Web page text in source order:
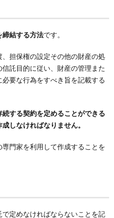
締結する方法です。
担保権の設定その他の財産の処
託目的に従い、財産の管理また
要な行為をすべき旨を記載する
する契約を定めることができる
しなければなりません。
門家を利用して作成することを
定めなければならないことを記